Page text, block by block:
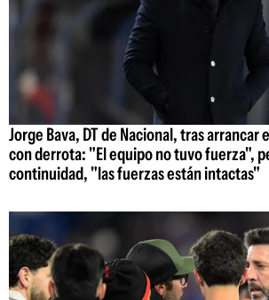
Jorge Bava, DT de Nacional, tras arrancar
con derrota: "El equipo no tuvo fuerza",
continuidad, "las fuerzas están intactas"